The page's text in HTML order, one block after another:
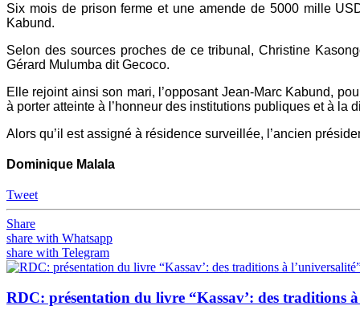
Six mois de prison ferme et une amende de 5000 mille
Kabund.
Selon des sources proches de ce tribunal, Christine
Gérard Mulumba dit Gecoco.
Elle rejoint ainsi son mari, l’opposant Jean-Marc Kabund,
à porter atteinte à l’honneur des institutions publiques et à la
Alors qu’il est assigné à résidence surveillée, l’ancien
Dominique Malala
Tweet
Share
share with Whatsapp
share with Telegram
RDC: présentation du livre “Kassav’: des traditions